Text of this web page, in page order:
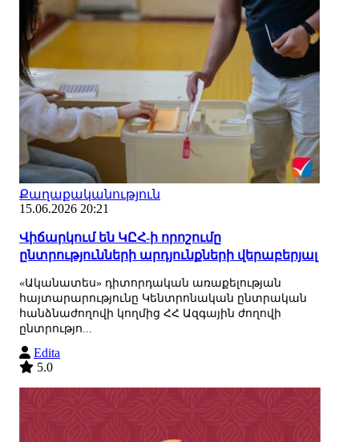
Քաղաքականություն
15.06.2026 20:21
Վիճարկում են ԿԸՀ-ի որոշումը
ընտրությունների արդյունքների վերաբերյալ
«Ականատես» դիտորդական առաքելության
հայտարարությունը Կենտրոնական ընտրական
հանձնաժողովի կողմից ՀՀ Ազգային ժողովի
ընտրությո...
Edita
5.0